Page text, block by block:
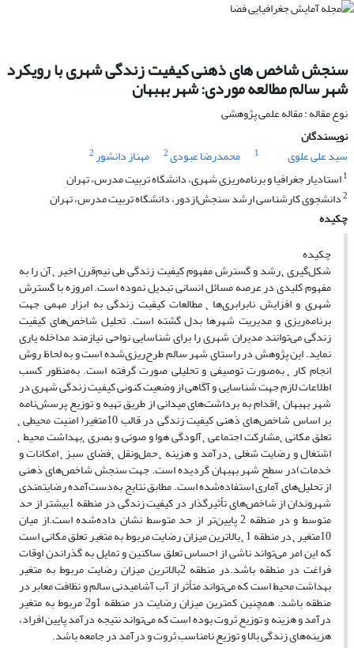
سنجش شاخص های ذهنی کیفیت زندگی شهری با رویکرد
شهر سالم مطالعه موردی: شهر بهبهان
نوع مقاله : مقاله علمی پژوهشی
نویسندگان
سید علی علوی
1 محمدرضا عبودی2 مهناز دانشور2
1استادیار جغرافیا و برنامه‌ریزی شهری، دانشگاه تربیت مدرس، تهران
2دانشجوی کارشناسی ارشد سنجش‌ازدور، دانشگاه تربیت مدرس، تهران
چکیده
چکیده
شکل‌گیری ̨ رشد و گسترش مفهوم کیفیت زندگی طی نیم‌قرن اخیر ̨ آن را به
مفهوم کلیدی در عرصه مسائل انسانی تبدیل نموده است. امروزه با گسترش
شهری و افزایش نابرابری‌ها ̨ مطالعات کیفیت زندگی به ابزار مهمی جهت
برنامه‌ریزی و مدیریت شهرها بدل گشته است. تحلیل شاخص‌های کیفیت
زندگی می‌توانند مدیران شهری را برای شناسایی نواحی نیازمند مداخله یاری
نماید. این پژوهش در راستای شهر سالم طرح‌ریزی‌شده است و به لحاظ روش
انجام کار ̨ به‌صورت توصیفی و تحلیلی صورت گرفته است. به‌منظور کسب
اطلاعات لازم جهت شناسایی و آگاهی از وضعیت کنونی کیفیت زندگی شهری در
شهر بهبهان ̨ اقدام به برداشت‌های میدانی از طریق تهیه و توزیع پرسش‌نامه
بر اساس شاخص‌های ذهنی کیفیت زندگی در قالب 10متغیر( امنیت محیطی ̨
تعلق مکانی ̨ مشارکت اجتماعی ̨ آلودگی هوا و صوتی و بصری ̨ بهداشت محیط ̨
اشتغال و رضایت شغلی ̨ درآمد و هزینه ̨ حمل‌ونقل ̨ فضای سبز ̨ امکانات و
خدمات)در سطح شهر بهبهان گردیده است. جهت سنجش شاخص‌های ذهنی
از تحلیل‌های آماری استفاده‌شده است. مطابق نتایج به‌دست‌آمده رضایتمندی
شهروندان از شاخص‌های تأثیرگذار در کیفیت زندگی در منطقه 1بیشتر از حد
متوسط و در منطقه 2 پایین‌تر از حد متوسط نشان داده‌شده است.از میان
10متغیر ̨ در منطقه 1 ̨ بالاترین میزان رضایت مربوط به متغیر تعلق مکانی است
که این امر می‌تواند ناشی از احساس تعلق ساکنین و تمایل به گذراندن اوقات
فراغت در منطقه ‌باشد.در منطقه 2بالاترین میزان رضایت مربوط به متغیر
بهداشت محیط است که می‌تواند متأثر از آب آشامیدنی سالم و نظافت معابر در
منطقه باشد. همچنین کمترین میزان رضایت در منطقه 1و2 مربوط به متغیر
درآمد و هزینه و توزیع ثروت بوده است که می‌تواند نتیجه درآمد پایین افراد،
هزینه‌های زندگی بالا و توزیع نامناسب ثروت و درآمد در جامعه باشد.